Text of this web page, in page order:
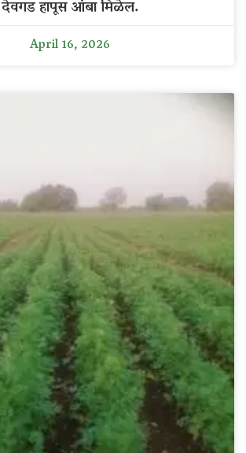
देवगड हापूस आंबा मिळेल.
April 16, 2026